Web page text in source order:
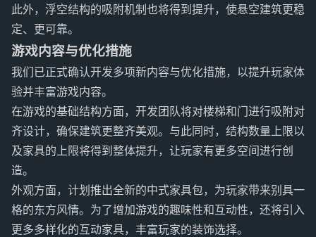
此外，浮空结构的吸附机制也将得到提升，使悬空建筑更稳
定、更可靠。
游戏内容与优化措施
我们已正式确认开发多项新内容与优化措施，以提升玩家体
验并丰富游戏内容。
在游戏的基础结构方面，开发团队将对楼梯和门进行吸附对
齐设计，确保建筑更整齐美观。与此同时，结构数量上限以
及家具的上限将得到整体提升，让玩家有更多空间进行创
造。
外观方面，计划推出全新的中式家具包，为玩家带来别具一
格的东方风情。为了增加游戏的趣味性和互动性，还将引入
更多多样化的互动家具，丰富玩家的装饰选择。